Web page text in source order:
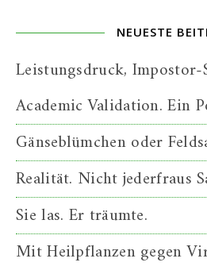
NEUESTE
Leistungsdruck,
Academic Validation. Ein
Gänseblümchen oder
Realität. Nicht jederfraus
Sie las. Er träumte.
Mit Heilpflanzen gegen